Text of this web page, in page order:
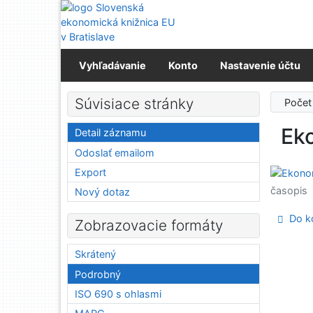
Prejsť na obsah
Prejsť na menu
Prehlásenie o webovej prístupnosti
Vyhľadávanie Konto Nastavenie účtu
časopis
Do
Súvisiace stránky
Detail záznamu
Odoslať emailom
Export
Nový dotaz
Zobrazovacie formáty
Skrátený
Podrobný
ISO 690 s ohlasmi